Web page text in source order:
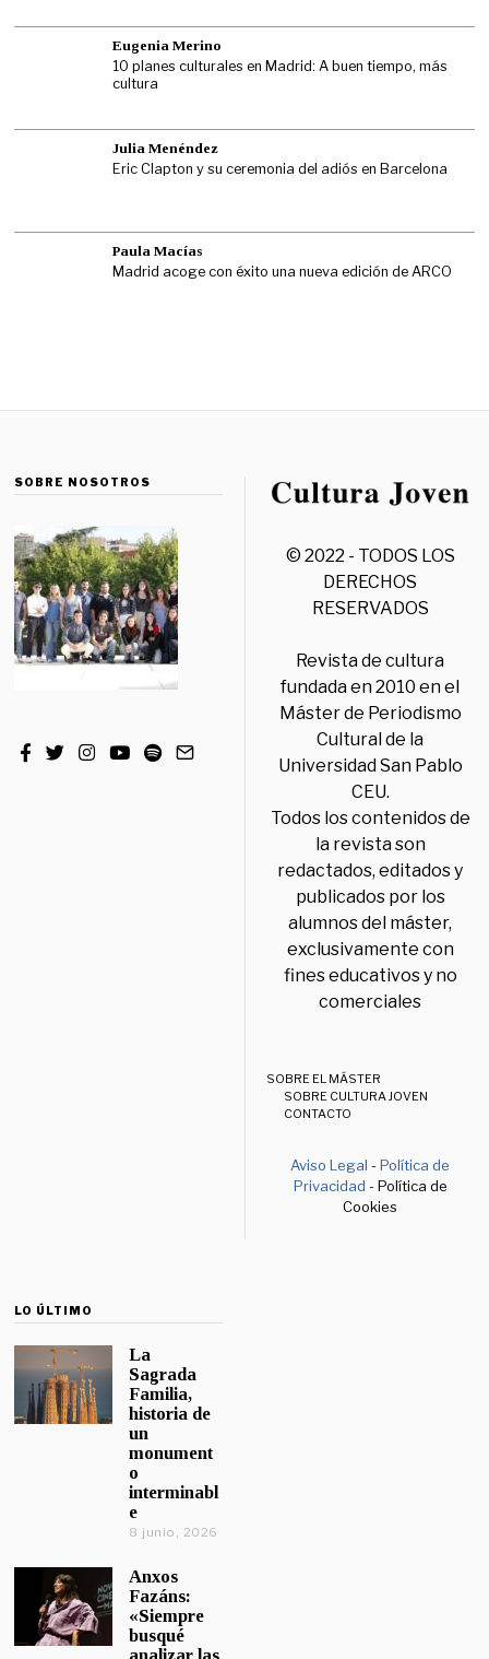
Eugenia Merino
10 planes culturales en Madrid: A buen tiempo, más
cultura
Julia Menéndez
Eric Clapton y su ceremonia del adiós en Barcelona
Paula Macías
Madrid acoge con éxito una nueva edición de ARCO
SOBRE NOSOTROS
© 2022 - TODOS LOS
DERECHOS
RESERVADOS
Revista de cultura
fundada en 2010 en el
Máster de Periodismo
Cultural de la
Universidad San Pablo
CEU.
Todos los contenidos de
la revista son
redactados, editados y
publicados por los
alumnos del máster,
exclusivamente con
fines educativos y no
comerciales
SOBRE EL MÁSTER
SOBRE CULTURA JOVEN
CONTACTO
Aviso Legal -Política de
Privacidad - Política de
Cookies
LO ÚLTIMO
La
Sagrada
Familia,
historia de
un
monument
o
interminabl
e
8 junio, 2026
Anxos
Fazáns:
«Siempre
busqué
analizar las